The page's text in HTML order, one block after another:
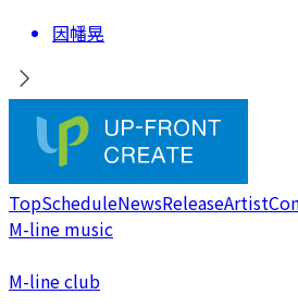
因幡晃
TopScheduleNewsReleaseArtist
M-line music
M-line club